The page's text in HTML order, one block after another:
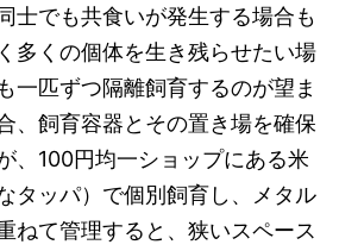
士でも共食いが発生する場合も
多くの個体を生き残らせたい場
一匹ずつ隔離飼育するのが望ま
、飼育容器とその置き場を確保
、100円均一ショップにある米
タッパ）で個別飼育し、メタル
ねて管理すると、狭いスペース